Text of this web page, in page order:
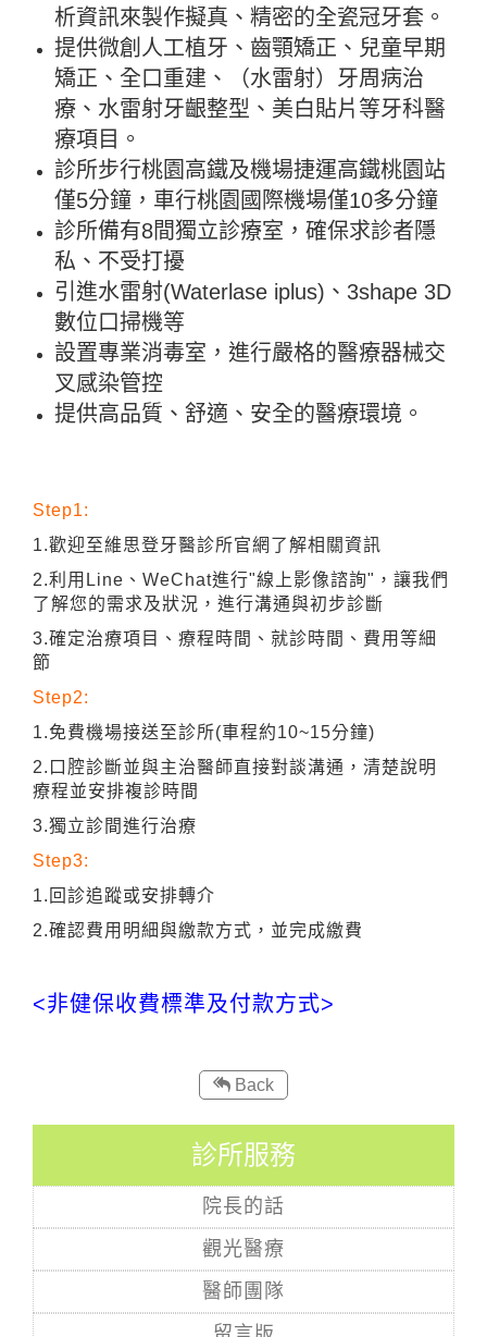
析資訊來製作擬真、精密的全瓷冠牙套。
提供微創人工植牙、齒顎矯正、兒童早期
矯正、全口重建、（水雷射）牙周病治
療、水雷射牙齦整型、美白貼片等牙科醫
療項目。
診所步行桃園高鐵及機場捷運高鐵桃園站
僅5分鐘，車行桃園國際機場僅10多分鐘
診所備有8間獨立診療室，確保求診者隱
私、不受打擾
引進水雷射(Waterlase iplus)、3shape 3D
數位口掃機等
設置專業消毒室，進行嚴格的醫療器械交
叉感染管控
提供高品質、舒適、安全的醫療環境。
Step1:
1.歡迎至維思登牙醫診所官網了解相關資訊
2.利用Line、WeChat進行"線上影像諮詢"，讓我們
了解您的需求及狀況，進行溝通與初步診斷
3.確定治療項目、療程時間、就診時間、費用等細
節
Step2:
1.免費機場接送至診所(車程約10~15分鐘)
2.口腔診斷並與主治醫師直接對談溝通，清楚說明
療程並安排複診時間
3.獨立診間進行治療
Step3:
1.回診追蹤或安排轉介
2.確認費用明細與繳款方式，並完成繳費
<非健保收費標準及付款方式>
Back
診所服務
院長的話
觀光醫療
醫師團隊